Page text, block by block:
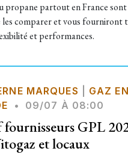
partout en France
comparer et vous fourniront
et performances.
MARQUES
GAZ EN
• 09/07 À 08:00
GPL
et locaux